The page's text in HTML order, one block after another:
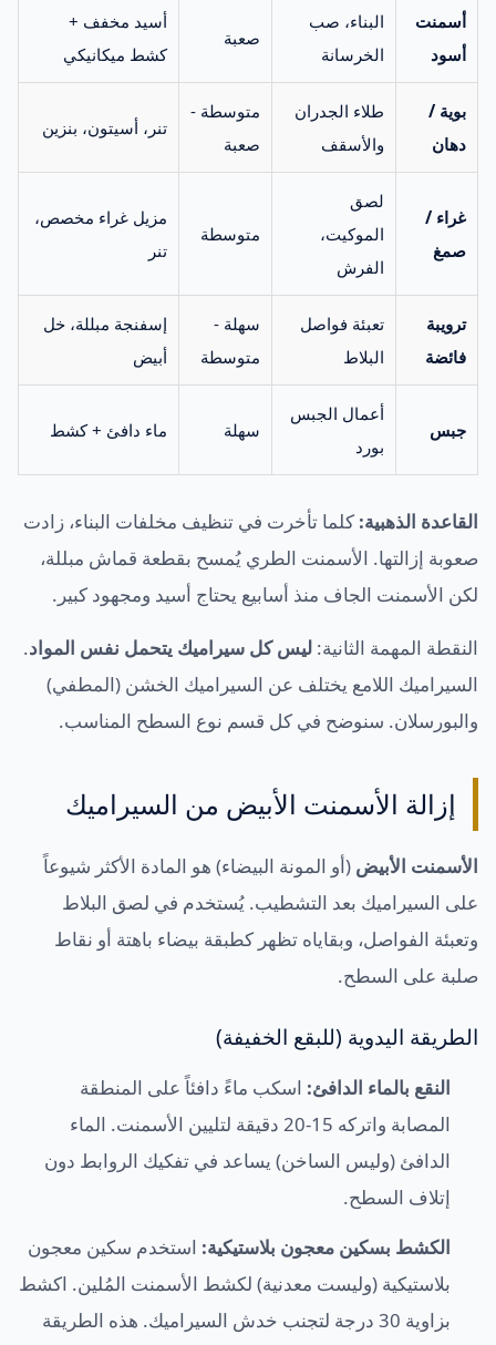
أسمنت
أسود
البناء، صب
الخرسانة
صعبة
أسيد مخفف +
كشط ميكانيكي
بوية /
دهان
طلاء الجدران
والأسقف
متوسطة -
صعبة
تنر، أسيتون، بنزين
غراء /
صمغ
لصق
الموكيت،
الفرش
متوسطة
مزيل غراء مخصص،
تنر
ترويبة
فائضة
تعبئة فواصل
البلاط
سهلة -
متوسطة
إسفنجة مبللة، خل
أبيض
جبس
أعمال الجبس
بورد
سهلة ماء دافئ + كشط
القاعدة الذهبية: كلما تأخرت في تنظيف مخلفات البناء، زادت
صعوبة إزالتها. الأسمنت الطري يُمسح بقطعة قماش مبللة،
لكن الأسمنت الجاف منذ أسابيع يحتاج أسيد ومجهود كبير.
النقطة المهمة الثانية: ليس كل سيراميك يتحمل نفس المواد.
السيراميك اللامع يختلف عن السيراميك الخشن (المطفي)
والبورسلان. سنوضح في كل قسم نوع السطح المناسب.
إزالة الأسمنت الأبيض من السيراميك
الأسمنت الأبيض (أو المونة البيضاء) هو المادة الأكثر شيوعاً
على السيراميك بعد التشطيب. يُستخدم في لصق البلاط
وتعبئة الفواصل، وبقاياه تظهر كطبقة بيضاء باهتة أو نقاط
صلبة على السطح.
الطريقة اليدوية (للبقع الخفيفة)
النقع بالماء الدافئ: اسكب ماءً دافئاً على المنطقة
المصابة واتركه 15-20 دقيقة لتليين الأسمنت. الماء
الدافئ (وليس الساخن) يساعد في تفكيك الروابط دون
إتلاف السطح.
الكشط بسكين معجون بلاستيكية: استخدم سكين معجون
بلاستيكية (وليست معدنية) لكشط الأسمنت المُلين. اكشط
بزاوية 30 درجة لتجنب خدش السيراميك. هذه الطريقة